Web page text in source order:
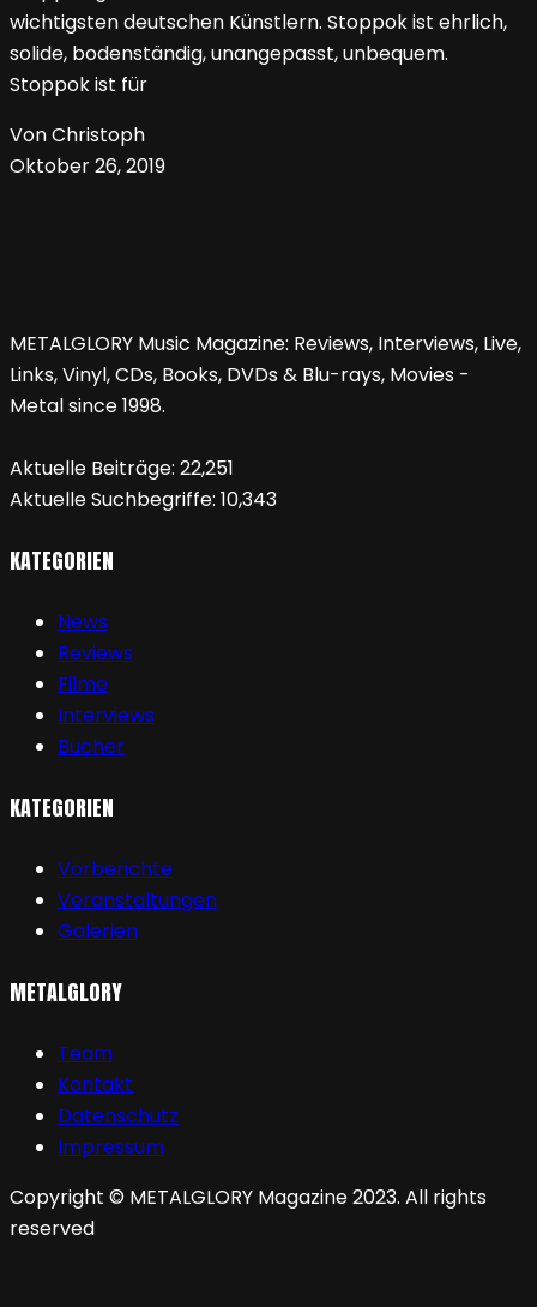
wichtigsten deutschen Künstlern. Stoppok ist ehrlich,
solide, bodenständig, unangepasst, unbequem.
Stoppok ist für
Von Christoph
Oktober 26, 2019
METALGLORY Music Magazine: Reviews, Interviews, Live,
Links, Vinyl, CDs, Books, DVDs & Blu-rays, Movies -
Metal since 1998.
Aktuelle Beiträge: 22,251
Aktuelle Suchbegriffe: 10,343
KATEGORIEN
News
Reviews
Filme
Interviews
Bücher
KATEGORIEN
Vorberichte
Veranstaltungen
Galerien
METALGLORY
Team
Kontakt
Datenschutz
Impressum
Copyright © METALGLORY Magazine 2023. All rights
reserved